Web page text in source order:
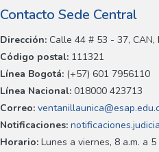
Contacto Sede Central
Dirección: Calle 44 # 53 - 37, CAN,
Código postal: 111321
Línea Bogotá: (+57) 601 7956110
Línea Nacional: 018000 423713
Correo:
Notificaciones:
Horario: Lunes a viernes, 8 a.m. a 5